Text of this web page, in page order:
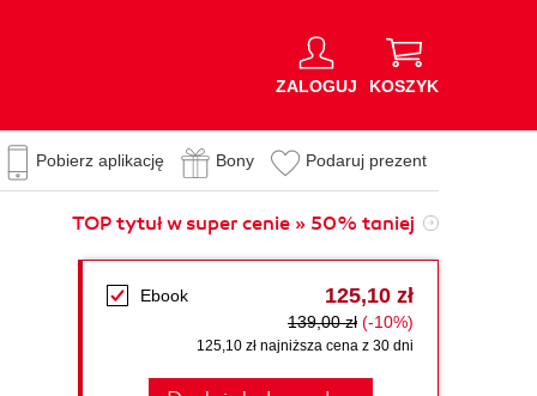
ZALOGUJ KOSZYK
Pobierz aplikację Bony Podaruj prezent
TOP tytuł w super cenie » 50% taniej
Ebook 125,10 zł
139,00 zł (-10%)
125,10 zł najniższa cena z 30 dni